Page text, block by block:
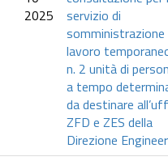
2025
servizio di
somministrazione
lavoro
n. 2 unità di
a tempo
da destinare
ZFD e ZES della
Direzione